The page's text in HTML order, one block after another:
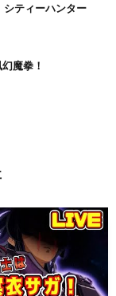
ティーハンター
魔拳！